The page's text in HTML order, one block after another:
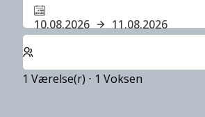
10.08.2026
11.08.2026
Vælg antal værelser og gæster til
1 Værelse(r) ⋅ 1 Voksen